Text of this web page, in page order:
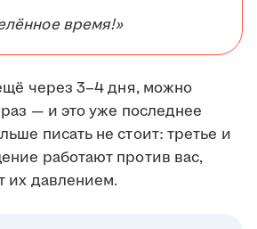
время!»
через 3–4 дня, можно
— и это уже последнее
писать не стоит: третье и
работают против вас,
их давлением.